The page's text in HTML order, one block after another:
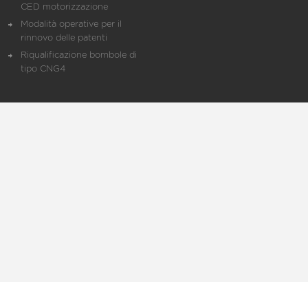
CED motorizzazione
Modalità operative per il
rinnovo delle patenti
Riqualificazione bombole di
tipo CNG4